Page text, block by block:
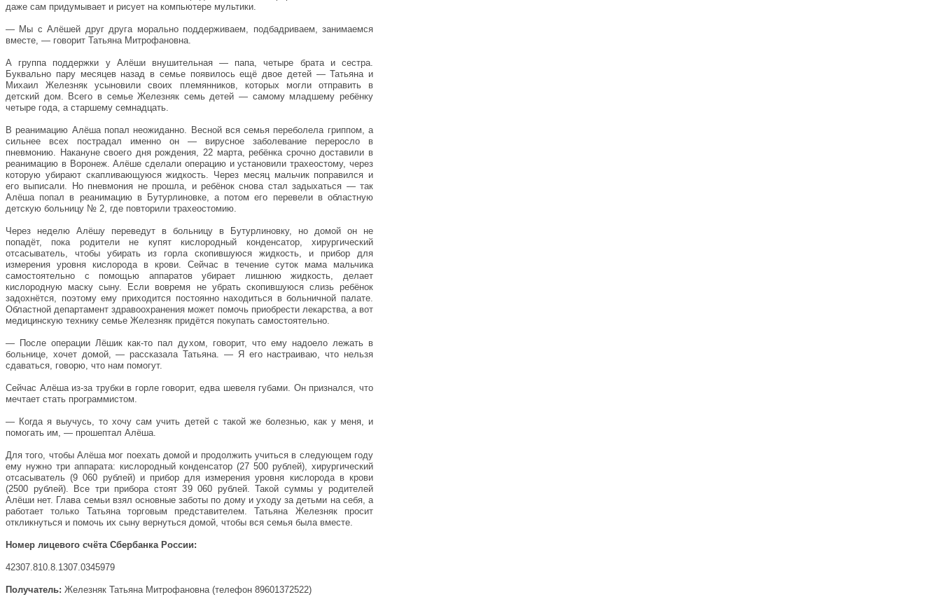
даже сам придумывает и рисует на компьютере мультики.
— Мы с Алёшей друг друга морально поддерживаем, подбадриваем, занимаемся
вместе, — говорит Татьяна Митрофановна.
А группа поддержки у Алёши внушительная — папа, четыре брата и сестра.
Буквально пару месяцев назад в семье появилось ещё двое детей — Татьяна и
Михаил Железняк усыновили своих племянников, которых могли отправить в
детский дом. Всего в семье Железняк семь детей — самому младшему ребёнку
четыре года, а старшему семнадцать.
В реанимацию Алёша попал неожиданно. Весной вся семья переболела гриппом, а
сильнее всех пострадал именно он — вирусное заболевание переросло в
пневмонию. Накануне своего дня рождения, 22 марта, ребёнка срочно доставили в
реанимацию в Воронеж. Алёше сделали операцию и установили трахеостому, через
которую убирают скапливающуюся жидкость. Через месяц мальчик поправился и
его выписали. Но пневмония не прошла, и ребёнок снова стал задыхаться — так
Алёша попал в реанимацию в Бутурлиновке, а потом его перевели в областную
детскую больницу № 2, где повторили трахеостомию.
Через неделю Алёшу переведут в больницу в Бутурлиновку, но домой он не
попадёт, пока родители не купят кислородный конденсатор, хирургический
отсасыватель, чтобы убирать из горла скопившуюся жидкость, и прибор для
измерения уровня кислорода в крови. Сейчас в течение суток мама мальчика
самостоятельно с помощью аппаратов убирает лишнюю жидкость, делает
кислородную маску сыну. Если вовремя не убрать скопившуюся слизь ребёнок
задохнётся, поэтому ему приходится постоянно находиться в больничной палате.
Областной департамент здравоохранения может помочь приобрести лекарства, а вот
медицинскую технику семье Железняк придётся покупать самостоятельно.
— После операции Лёшик как-то пал духом, говорит, что ему надоело лежать в
больнице, хочет домой, — рассказала Татьяна. — Я его настраиваю, что нельзя
сдаваться, говорю, что нам помогут.
Сейчас Алёша из-за трубки в горле говорит, едва шевеля губами. Он признался, что
мечтает стать программистом.
— Когда я выучусь, то хочу сам учить детей с такой же болезнью, как у меня, и
помогать им, — прошептал Алёша.
Для того, чтобы Алёша мог поехать домой и продолжить учиться в следующем году
ему нужно три аппарата: кислородный конденсатор (27 500 рублей), хирургический
отсасыватель (9 060 рублей) и прибор для измерения уровня кислорода в крови
(2500 рублей). Все три прибора стоят 39 060 рублей. Такой суммы у родителей
Алёши нет. Глава семьи взял основные заботы по дому и уходу за детьми на себя, а
работает только Татьяна торговым представителем. Татьяна Железняк просит
откликнуться и помочь их сыну вернуться домой, чтобы вся семья была вместе.
Номер лицевого счёта Сбербанка России:
42307.810.8.1307.0345979
Получатель: Железняк Татьяна Митрофановна (телефон 89601372522)